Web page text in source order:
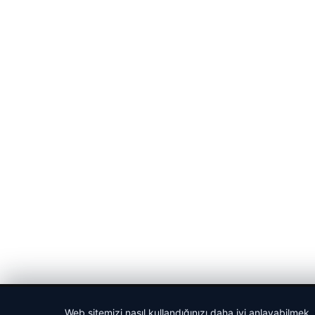
Web sitemizi nasıl kullandığınızı daha iyi